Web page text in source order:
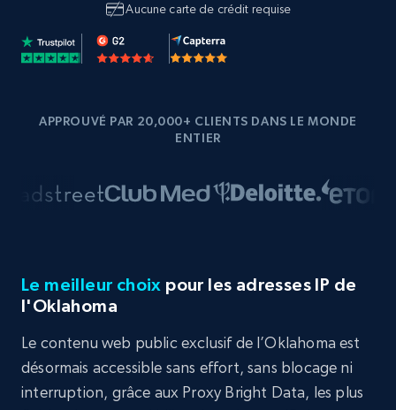
Aucune carte de crédit requise
APPROUVÉ PAR 20,000+ CLIENTS DANS LE MONDE
ENTIER
Le meilleur choix pour les adresses IP de
l'Oklahoma
Le contenu web public exclusif de l’Oklahoma est
désormais accessible sans effort, sans blocage ni
interruption, grâce aux Proxy Bright Data, les plus